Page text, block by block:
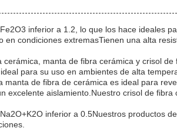
inferior a 1.2, lo que los hace ideales
condiciones extremasTienen una alta
manta de fibra cerámica y crisol
para su uso en ambientes de alta
de fibra de cerámica es ideal para
excelente aislamiento.Nuestro crisol de
inferior a 0.5Nuestros productos